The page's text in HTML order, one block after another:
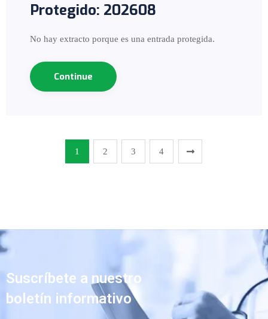
Protegido: 202608
No hay extracto porque es una entrada protegida.
Continue
1 2 3 4
Suscríbete a nuestro
boletín informativo